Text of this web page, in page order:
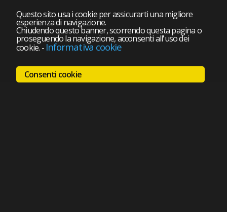
Questo sito usa i cookie per assicurarti una migliore
esperienza di navigazione.
Chiudendo questo banner, scorrendo questa pagina o
proseguendo la navigazione, acconsenti all'uso dei
cookie. - Informativa cookie
Consenti cookie